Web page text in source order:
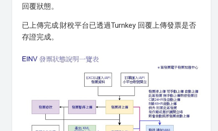
回覆狀態。
已上傳完成:財稅平台已透過Turnkey 回覆上傳發票是否
存證完成。